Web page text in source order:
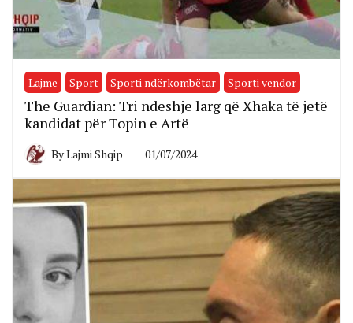
Lajme Sport Sporti ndërkombëtar Sporti vendor
The Guardian: Tri ndeshje larg që Xhaka të jetë
kandidat për Topin e Artë
ByLajmi Shqip 01/07/2024